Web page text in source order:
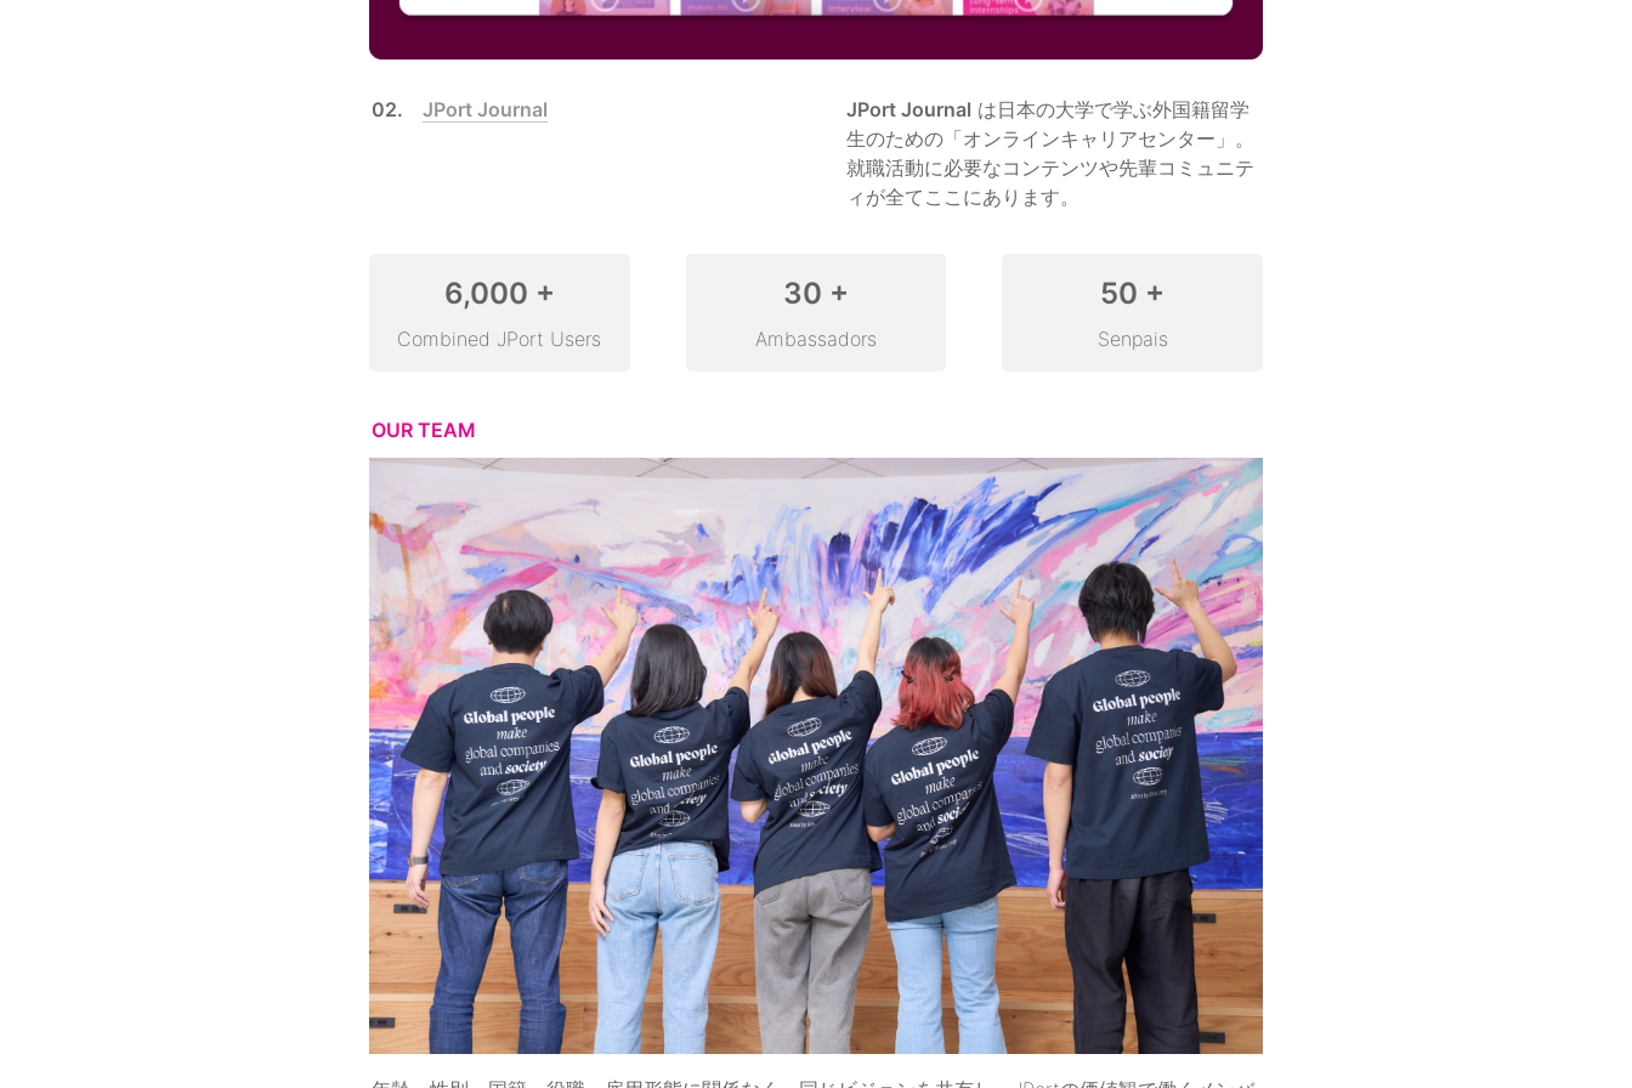
02. JPort Journal JPort Journal は日本の大学で学ぶ外国籍留学
生のための「オンラインキャリアセンター」。
就職活動に必要なコンテンツや先輩コミュニテ
ィが全てここにあります。
6,000 +
Combined JPort Users
30 +
Ambassadors
50 +
Senpais
OUR TEAM